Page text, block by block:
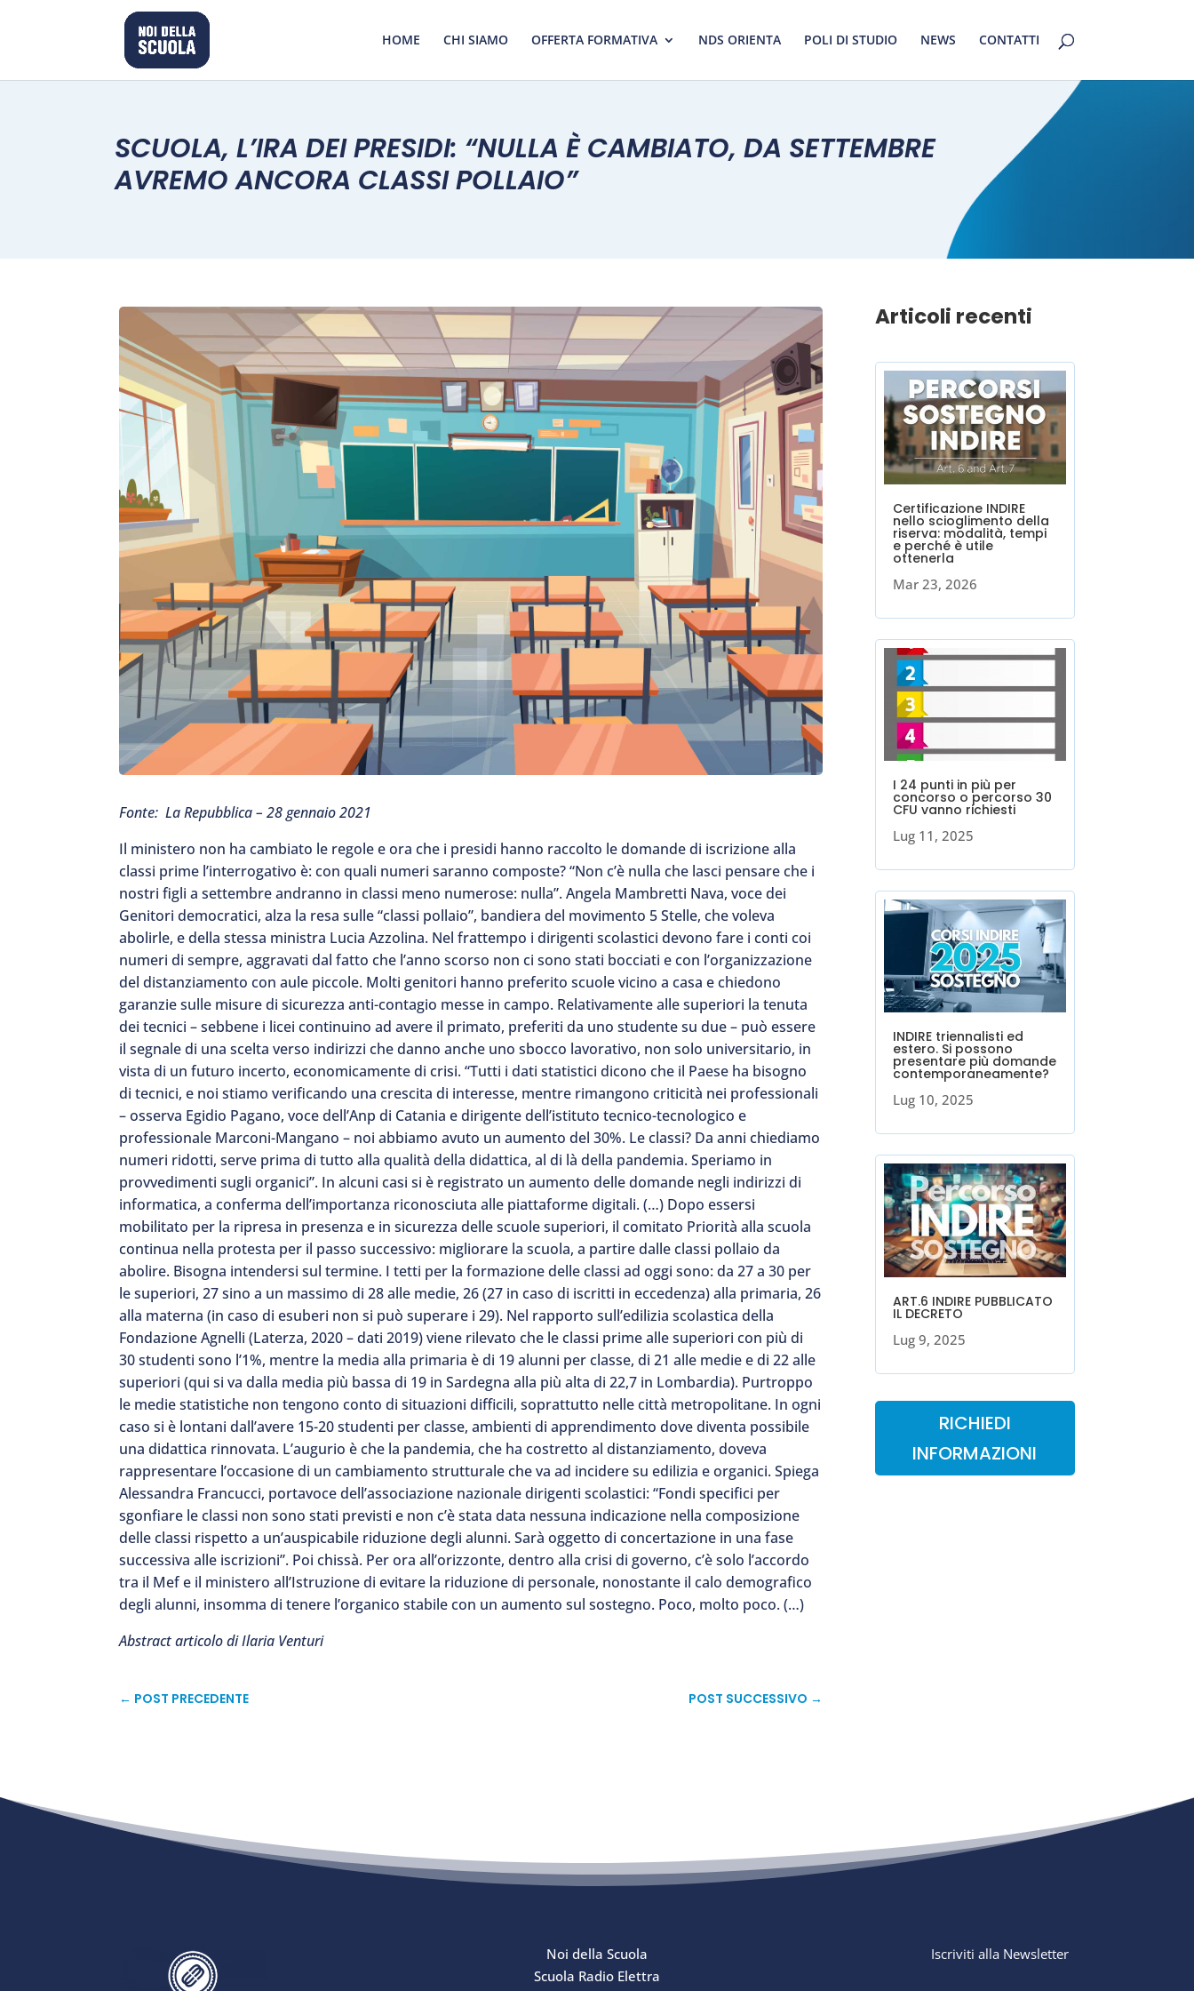
HOME CHI SIAMO OFFERTA FORMATIVA NDS ORIENTA POLI DI STUDIO NEWS CONTATTI
SCUOLA, L’IRA DEI PRESIDI: “NULLA È CAMBIATO, DA SETTEMBRE
AVREMO ANCORA CLASSI POLLAIO”
Fonte: La Repubblica – 28 gennaio 2021
Il ministero non ha cambiato le regole e ora che i presidi hanno raccolto le domande di iscrizione alla
classi prime l’interrogativo è: con quali numeri saranno composte? “Non c’è nulla che lasci pensare che i
nostri figli a settembre andranno in classi meno numerose: nulla”. Angela Mambretti Nava, voce dei
Genitori democratici, alza la resa sulle “classi pollaio”, bandiera del movimento 5 Stelle, che voleva
abolirle, e della stessa ministra Lucia Azzolina. Nel frattempo i dirigenti scolastici devono fare i conti coi
numeri di sempre, aggravati dal fatto che l’anno scorso non ci sono stati bocciati e con l’organizzazione
del distanziamento con aule piccole. Molti genitori hanno preferito scuole vicino a casa e chiedono
garanzie sulle misure di sicurezza anti-contagio messe in campo. Relativamente alle superiori la tenuta
dei tecnici – sebbene i licei continuino ad avere il primato, preferiti da uno studente su due – può essere
il segnale di una scelta verso indirizzi che danno anche uno sbocco lavorativo, non solo universitario, in
vista di un futuro incerto, economicamente di crisi. “Tutti i dati statistici dicono che il Paese ha bisogno
di tecnici, e noi stiamo verificando una crescita di interesse, mentre rimangono criticità nei professionali
– osserva Egidio Pagano, voce dell’Anp di Catania e dirigente dell’istituto tecnico-tecnologico e
professionale Marconi-Mangano – noi abbiamo avuto un aumento del 30%. Le classi? Da anni chiediamo
numeri ridotti, serve prima di tutto alla qualità della didattica, al di là della pandemia. Speriamo in
provvedimenti sugli organici”. In alcuni casi si è registrato un aumento delle domande negli indirizzi di
informatica, a conferma dell’importanza riconosciuta alle piattaforme digitali. (…) Dopo essersi
mobilitato per la ripresa in presenza e in sicurezza delle scuole superiori, il comitato Priorità alla scuola
continua nella protesta per il passo successivo: migliorare la scuola, a partire dalle classi pollaio da
abolire. Bisogna intendersi sul termine. I tetti per la formazione delle classi ad oggi sono: da 27 a 30 per
le superiori, 27 sino a un massimo di 28 alle medie, 26 (27 in caso di iscritti in eccedenza) alla primaria, 26
alla materna (in caso di esuberi non si può superare i 29). Nel rapporto sull’edilizia scolastica della
Fondazione Agnelli (Laterza, 2020 – dati 2019) viene rilevato che le classi prime alle superiori con più di
30 studenti sono l’1%, mentre la media alla primaria è di 19 alunni per classe, di 21 alle medie e di 22 alle
superiori (qui si va dalla media più bassa di 19 in Sardegna alla più alta di 22,7 in Lombardia). Purtroppo
le medie statistiche non tengono conto di situazioni difficili, soprattutto nelle città metropolitane. In ogni
caso si è lontani dall’avere 15-20 studenti per classe, ambienti di apprendimento dove diventa possibile
una didattica rinnovata. L’augurio è che la pandemia, che ha costretto al distanziamento, doveva
rappresentare l’occasione di un cambiamento strutturale che va ad incidere su edilizia e organici. Spiega
Alessandra Francucci, portavoce dell’associazione nazionale dirigenti scolastici: “Fondi specifici per
sgonfiare le classi non sono stati previsti e non c’è stata data nessuna indicazione nella composizione
delle classi rispetto a un’auspicabile riduzione degli alunni. Sarà oggetto di concertazione in una fase
successiva alle iscrizioni”. Poi chissà. Per ora all’orizzonte, dentro alla crisi di governo, c’è solo l’accordo
tra il Mef e il ministero all’Istruzione di evitare la riduzione di personale, nonostante il calo demografico
degli alunni, insomma di tenere l’organico stabile con un aumento sul sostegno. Poco, molto poco. (…)
Abstract articolo di Ilaria Venturi
← POST PRECEDENTE POST SUCCESSIVO →
Articoli recenti
Certificazione INDIRE
nello scioglimento della
riserva: modalità, tempi
e perché è utile
ottenerla
Mar 23, 2026
I 24 punti in più per
concorso o percorso 30
CFU vanno richiesti
Lug 11, 2025
INDIRE triennalisti ed
estero. Si possono
presentare più domande
contemporaneamente?
Lug 10, 2025
ART.6 INDIRE PUBBLICATO
IL DECRETO
Lug 9, 2025
RICHIEDI
INFORMAZIONI
Noi della Scuola
Scuola Radio Elettra
Iscriviti alla Newsletter